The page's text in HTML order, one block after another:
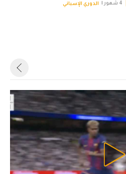
الدوري الإسباني